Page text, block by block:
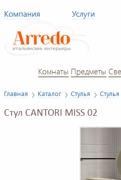
Компания Услуги
Комнаты Предметы
Главная Каталог Стулья Стулья
Стул CANTORI MISS 02